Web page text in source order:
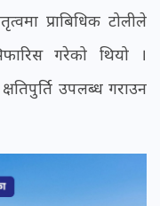
प्राबिधिक टोलीले
गरेको थियो ।
उपलब्ध गराउन